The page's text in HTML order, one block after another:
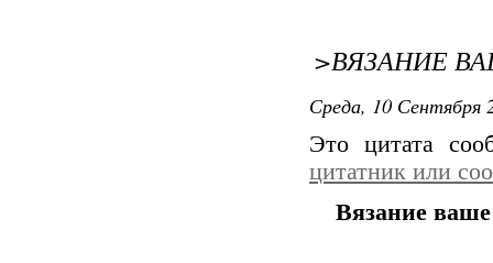
>ВЯЗАНИЕ
Среда, 10 Сентября
Это цитата
цитатник или
Вязание